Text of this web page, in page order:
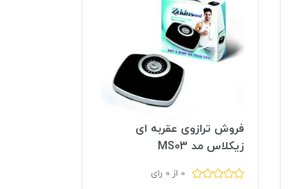
فروش ترازوی عقربه ای
زیکلاس مد MS03
0 از 0 رای